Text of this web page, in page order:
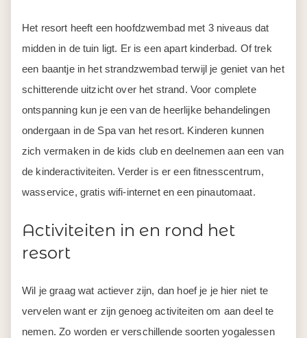
Het resort heeft een hoofdzwembad met 3 niveaus dat
midden in de tuin ligt. Er is een apart kinderbad. Of trek
een baantje in het strandzwembad terwijl je geniet van het
schitterende uitzicht over het strand. Voor complete
ontspanning kun je een van de heerlijke behandelingen
ondergaan in de Spa van het resort. Kinderen kunnen
zich vermaken in de kids club en deelnemen aan een van
de kinderactiviteiten. Verder is er een fitnesscentrum,
wasservice, gratis wifi-internet en een pinautomaat.
Activiteiten in en rond het
resort
Wil je graag wat actiever zijn, dan hoef je je hier niet te
vervelen want er zijn genoeg activiteiten om aan deel te
nemen. Zo worden er verschillende soorten yogalessen